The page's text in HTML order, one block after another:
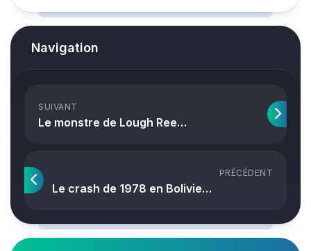
Navigation
SUIVANT
Le monstre de Lough Ree…
PRÉCÉDENT
Le crash de 1978 en Bolivie…